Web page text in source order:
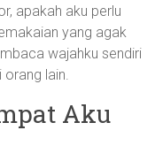
apakah aku perlu
yang agak
wajahku sendiri
lain.
Aku